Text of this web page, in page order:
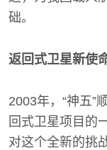
础。
返回式卫星新使
2003年，“神五”
回式卫星项目的
对这个全新的挑